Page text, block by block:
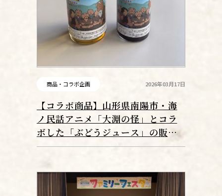
商品・コラボ企画 2026年03月17日
【コラボ商品】山形県南陽市・海
ノ民話アニメ「大淵の怪」とコラ
ボした「ぶどうジュース」の販売
を開始！